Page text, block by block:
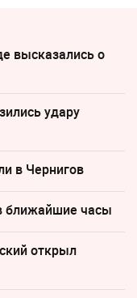
высказались о
удару
в Чернигов
ближайшие часы
открыл